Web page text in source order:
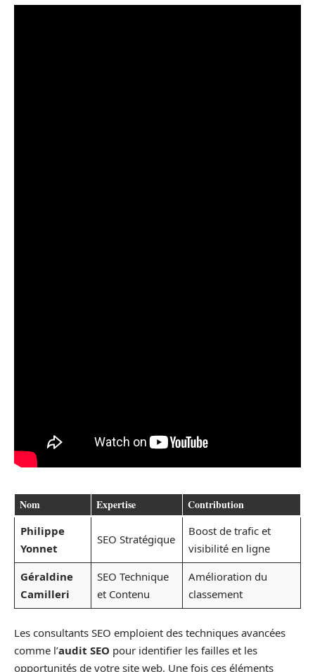
Nom Expertise Contribution
Philippe
Yonnet
SEO Stratégique
Boost de trafic et
visibilité en ligne
Géraldine
Camilleri
SEO Technique
et Contenu
Amélioration du
classement
Les consultants SEO emploient des techniques avancées
comme l’audit SEO pour identifier les failles et les
opportunités de votre site web. Une fois ces éléments